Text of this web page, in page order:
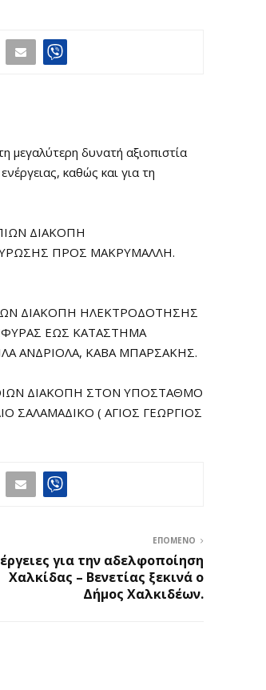
μεγαλύτερη δυνατή αξιοπιστία
καθώς και για τη
ΔΙΑΚΟΠΗ
ΠΡΟΣ ΜΑΚΡΥΜΑΛΛΗ.
ΔΙΑΚΟΠΗ ΗΛΕΚΤΡΟΔΟΤΗΣΗΣ
ΕΩΣ ΚΑΤΑΣΤΗΜΑ
ΑΝΔΡΙΟΛΑ, ΚΑΒΑ ΜΠΑΡΣΑΚΗΣ.
ΔΙΑΚΟΠΗ ΣΤΟΝ ΥΠΟΣΤΑΘΜΟ
ΣΑΛΑΜΑΔΙΚΟ ( ΑΓΙΟΣ ΓΕΩΡΓΙΟΣ
ΕΠΌΜΕΝΟ
για την αδελφοποίηση
Χαλκίδας – Βενετίας ξεκινά ο
Δήμος Χαλκιδέων.